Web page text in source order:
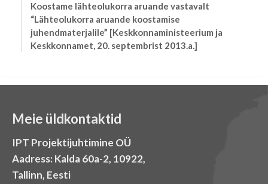
Koostame lähteolukorra aruande vastavalt
“Lähteolukorra aruande koostamise
juhendmaterjalile” [Keskkonnaministeerium ja
Keskkonnamet, 20. septembrist 2013.a.]
Meie üldkontaktid
IPT Projektijuhtimine OÜ
Aadress: Kalda 60a-2, 10922,
Tallinn, Eesti